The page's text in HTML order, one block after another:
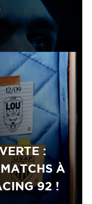
:
À
92 !